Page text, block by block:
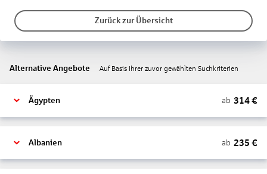
Zurück zur Übersicht
Alternative Angebote Auf Basis Ihrer zuvor gewählten Suchkriterien
Ägypten ab 314€
Albanien ab 235 €